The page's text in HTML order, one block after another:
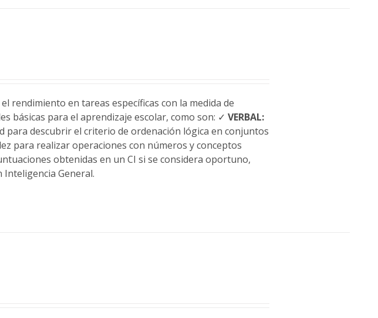
rendimiento en tareas específicas con la medida de
básicas para el aprendizaje escolar, como son: ✓VERBAL:
para descubrir el criterio de ordenación lógica en conjuntos
para realizar operaciones con números y conceptos
obtenidas en un CI si se considera oportuno,
General.